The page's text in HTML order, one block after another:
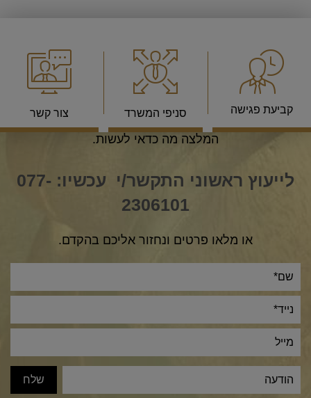
קביעת פגישה סניפי המשרד צור קשר
ניתן להגיע לפגישת ייעוץ שבה נבחן את המצב הקיים,
תקבל/י תשובות והסברים לכל השאלות שלך ופתרון או
המלצה מה כדאי לעשות.
לייעוץ ראשוני התקשר/י עכשיו: 077-
2306101
או מלאו פרטים ונחזור אליכם בהקדם.